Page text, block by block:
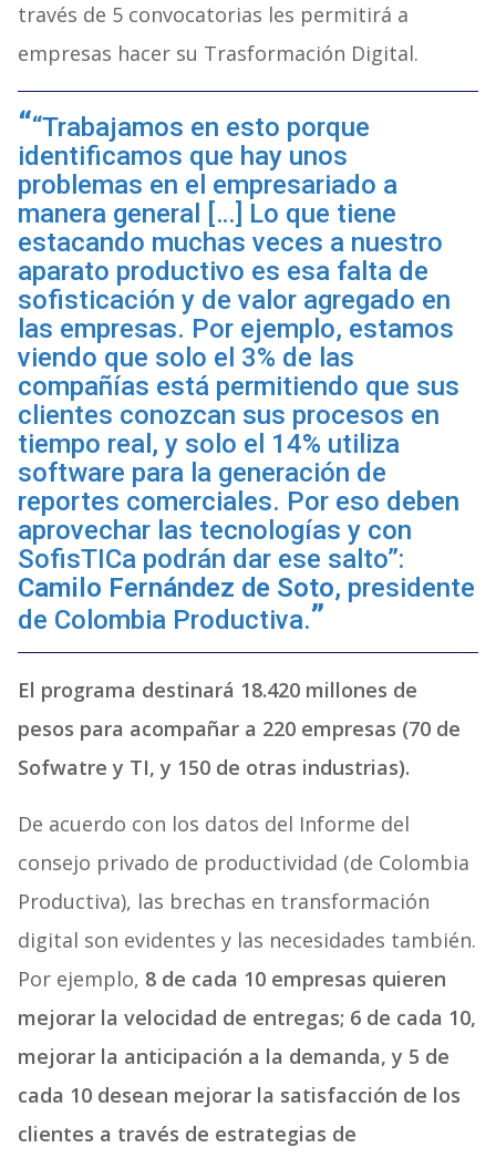
través de 5 convocatorias les permitirá a
empresas hacer su Trasformación Digital.
“Trabajamos en esto porque
identificamos que hay unos
problemas en el empresariado a
manera general […] Lo que tiene
estacando muchas veces a nuestro
aparato productivo es esa falta de
sofisticación y de valor agregado en
las empresas. Por ejemplo, estamos
viendo que solo el 3% de las
compañías está permitiendo que sus
clientes conozcan sus procesos en
tiempo real, y solo el 14% utiliza
software para la generación de
reportes comerciales. Por eso deben
aprovechar las tecnologías y con
SofisTICa podrán dar ese salto”:
Camilo Fernández de Soto, presidente
de Colombia Productiva.
El programa destinará 18.420 millones de
pesos para acompañar a 220 empresas (70 de
Sofwatre y TI, y 150 de otras industrias).
De acuerdo con los datos del Informe del
consejo privado de productividad (de Colombia
Productiva), las brechas en transformación
digital son evidentes y las necesidades también.
Por ejemplo, 8 de cada 10 empresas quieren
mejorar la velocidad de entregas; 6 de cada 10,
mejorar la anticipación a la demanda, y 5 de
cada 10 desean mejorar la satisfacción de los
clientes a través de estrategias de